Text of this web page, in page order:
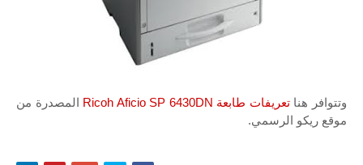
وتتوافر هناتعريفات طابعة Ricoh Aficio SP 6430DN
المصدرة من
موقع ريكو الرسمي.